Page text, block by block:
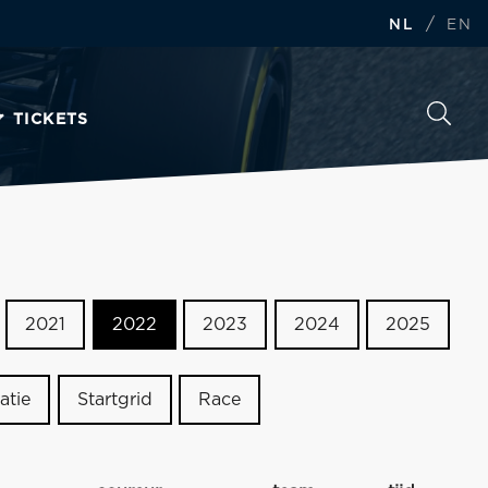
NL / EN
TICKETS
2021 2022 2023 2024 2025
Startgrid Race